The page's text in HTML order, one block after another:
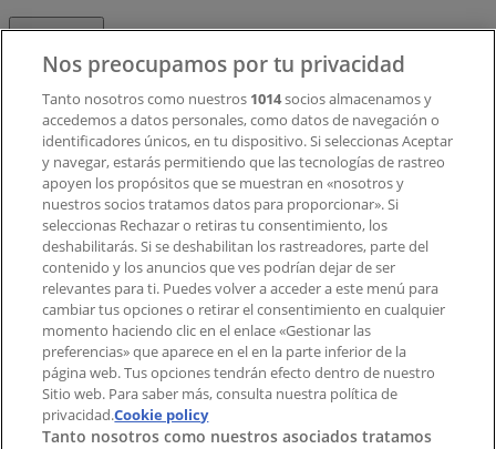
Contacto comercial y de marketing
Tienda mal colocada en el mapa
Notificar un folleto
¿Encontraste un problema en la web o en la
aplicación?
Índices
Marcas
Marcas locales
Negocios
Negocios cercanos
Nos preocupamos por tu privacidad
Tanto nosotros como nuestros 1014socios almacenamos y
accedemos a datos personales, como datos de navegación o
identificadores únicos, en tu dispositivo. Si seleccionas Aceptar
y navegar, estarás permitiendo que las tecnologías de rastreo
apoyen los propósitos que se muestran en «nosotros y
nuestros socios tratamos datos para proporcionar». Si
seleccionas Rechazar o retiras tu consentimiento, los
deshabilitarás. Si se deshabilitan los rastreadores, parte del
contenido y los anuncios que ves podrían dejar de ser
relevantes para ti. Puedes volver a acceder a este menú para
cambiar tus opciones o retirar el consentimiento en cualquier
momento haciendo clic en el enlace «Gestionar las
preferencias» que aparece en el en la parte inferior de la
página web. Tus opciones tendrán efecto dentro de nuestro
Sitio web. Para saber más, consulta nuestra política de
privacidad.Cookie policy
Tanto nosotros como nuestros asociados tratamos